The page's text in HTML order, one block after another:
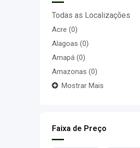
Todas as Localizações
Acre (0)
Alagoas (0)
Amapá (0)
Amazonas (0)
Mostrar Mais
Faixa de Preço